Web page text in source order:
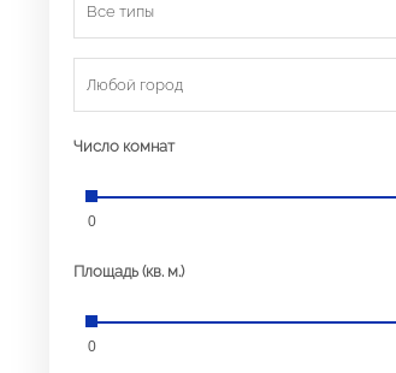
Все типы
Любой город
Число комнат
0
Площадь (кв. м.)
0